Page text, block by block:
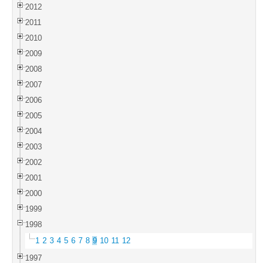
2012
2011
2010
2009
2008
2007
2006
2005
2004
2003
2002
2001
2000
1999
1998
1 2 3 4 5 6 7 8 9 10 11 12
1997